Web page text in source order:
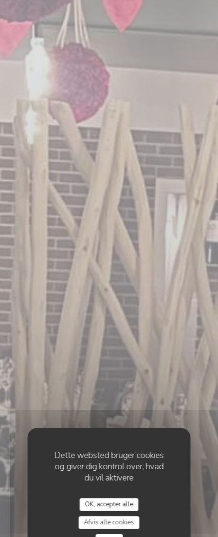
Dette websted bruger cookies
og giver dig kontrol over, hvad
du vil aktivere
OK, accepter alle
Afvis alle cookies
• BARVAUX
Chez Marie
CHEZ MARIE